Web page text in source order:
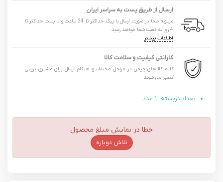
ارسال از طریق پست به سراسر ایران
مرسوله شما در صورت ارسال با پیک حداکثر تا 24 ساعت و با پست حداکثر تا
4 روز به دست شما خواهد رسید.
اطلاعات بیشتر
گارانتی کیفیت و سلامت کالا
کلیه کالاهای چیمن در مراحل مختلف و هنگام ارسال برای مشتری بررسی
کیفی می شوند
تعداد دربسته: 1 عدد
خطا در نمایش مبلغ محصول
تلاش دوباره